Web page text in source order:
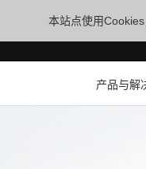
本站点使用
产品与解